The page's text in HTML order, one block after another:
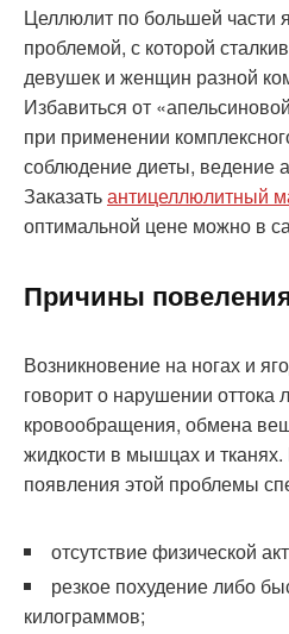
Целлюлит по большей части
проблемой, с которой
девушек и женщин разной
Избавиться от
при применении
соблюдение диеты, ведение
Заказатьантицеллюлитный
оптимальной цене можно в
Причины
Возникновение на ногах и
говорит о нарушении
кровообращения, обмена
жидкости в мышцах и
появления этой проблемы
отсутствие физической
резкое похудение либо
килограммов;